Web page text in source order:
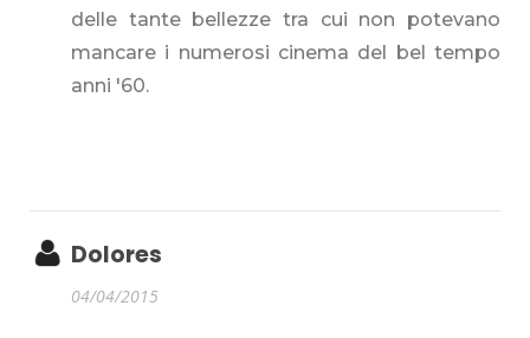
delle tante bellezze tra cui non potevano
mancare i numerosi cinema del bel tempo
anni '60.
Dolores
04/04/2015